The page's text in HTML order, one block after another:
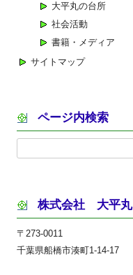
大平丸の台所
社会活動
書籍・メディア
サイトマップ
ページ内検索
株式会社 大平丸
〒273-0011
千葉県船橋市湊町1-14-17